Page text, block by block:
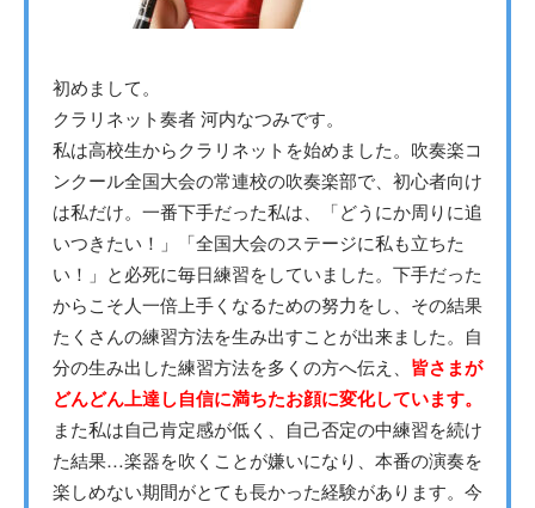
初めまして。
クラリネット奏者 河内なつみです。
私は高校生からクラリネットを始めました。吹奏楽コ
ンクール全国大会の常連校の吹奏楽部で、初心者向け
は私だけ。一番下手だった私は、「どうにか周りに追
いつきたい！」「全国大会のステージに私も立ちた
い！」と必死に毎日練習をしていました。下手だった
からこそ人一倍上手くなるための努力をし、その結果
たくさんの練習方法を生み出すことが出来ました。自
分の生み出した練習方法を多くの方へ伝え、 皆さまが
どんどん上達し自信に満ちたお顔に変化しています。
また私は自己肯定感が低く、自己否定の中練習を続け
た結果…楽器を吹くことが嫌いになり、本番の演奏を
楽しめない期間がとても長かった経験があります。今